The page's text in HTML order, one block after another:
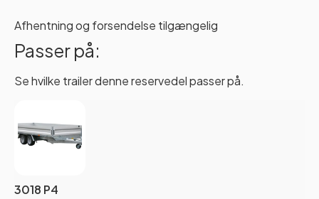
Afhentning og forsendelse tilgængelig
Passer på:
Se hvilke trailer denne reservedel passer på.
3018 P4